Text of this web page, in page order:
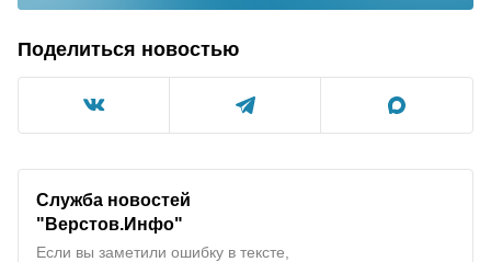
Поделиться новостью
Служба новостей
"Верстов.Инфо"
Если вы заметили ошибку в тексте,